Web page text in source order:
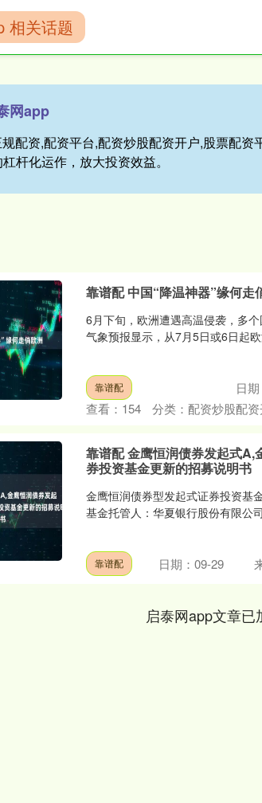
网app
配资,配资平台,配资炒股配资开户,股票配
杆化运作，放大投资效益。
相关话题
靠谱配 中国“降温神器”缘何走
6月下旬，欧洲遭遇高温侵袭，多
气象预报显示，从7月5日或6日起
靠谱配 日
查看： 154 分类： 配资炒股配
靠谱配 金鹰恒润债券发起式A,
券投资基金更新的招募说明书
金鹰恒润债券型发起式证券投资基
基金托管人：华夏银行股份有限公
靠谱配 日期：09-29
启泰网app文章已
成指